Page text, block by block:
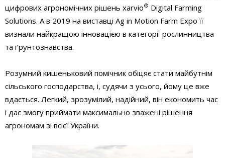
цифрових агрономічних рішень xarvio® Digital Farming
Solutions. А в 2019 на виставці Ag in Motion Farm Expo її
визнали найкращою інновацією в категорії рослинництва
та ґрунтознавства.
Розумний кишеньковий помічник обіцяє стати майбутнім
сільського господарства, і, судячи з усього, йому це вже
вдається. Легкий, зрозумілий, надійний, він економить час
і дає змогу приймати максимально зважені рішення
агрономам зі всієї України.